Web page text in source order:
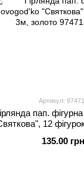
Артикул:
пап.
12
135.00 грн